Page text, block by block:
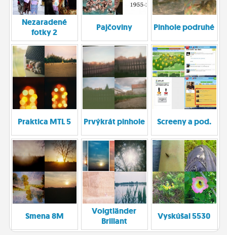
Nezaradené
fotky 2
Pajčoviny Pinhole podruhé
Praktica MTL 5 Prvýkrát pinhole Screeny a pod.
Smena 8M
Voigtländer
Brillant
Vyskúšal 5530